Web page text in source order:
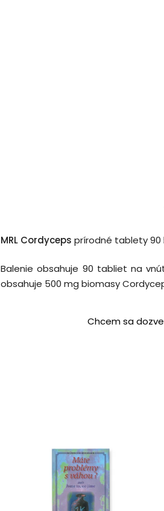
MRL Cordyceps prírodné tablety 90
Balenie obsahuje 90 tabliet na
obsahuje 500 mg biomasy
Chcem sa